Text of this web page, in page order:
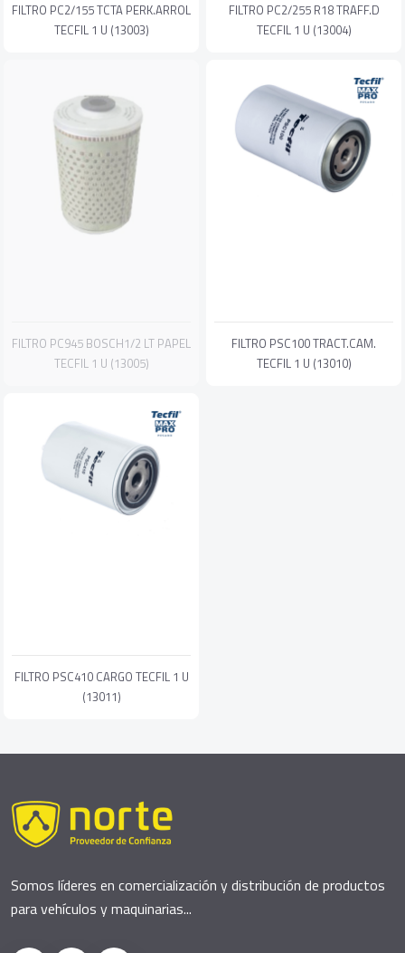
FILTRO PC2/155 TCTA PERK.ARROL
TECFIL 1 U (13003)
FILTRO PC2/255 R18 TRAFF.D
TECFIL 1 U (13004)
FILTRO PC945 BOSCH1/2 LT PAPEL
TECFIL 1 U (13005)
FILTRO PSC100 TRACT.CAM.
TECFIL 1 U (13010)
FILTRO PSC410 CARGO TECFIL 1 U
(13011)
Somos líderes en comercialización y distribución de productos
para vehículos y maquinarias...